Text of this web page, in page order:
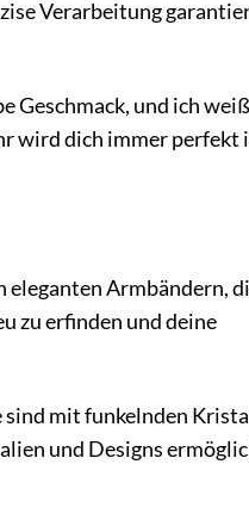
Verarbeitung
Geschmack, und ich
wird dich immer perfekt
eleganten Armbändern,
zu erfinden und deine
mit funkelnden
und Designs